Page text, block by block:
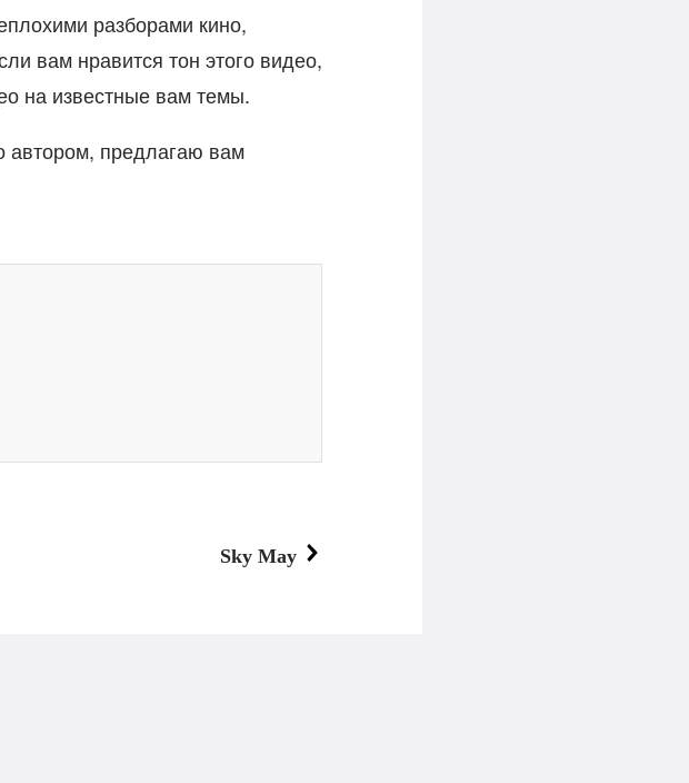
разборами кино,
вам нравится тон этого видео,
на известные вам темы.
предлагаю вам
Sky May